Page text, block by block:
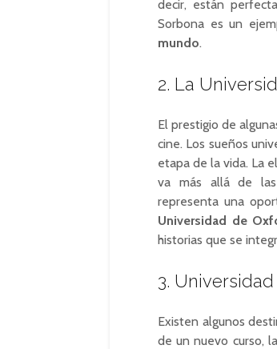
decir, están
Sorbona es un
mundo.
2. La
El prestigio de
cine. Los sueños
etapa de la vida. La
va más allá de las
representa una
Universidad de
historias que se
3.
Existen algunos
de un nuevo curso,